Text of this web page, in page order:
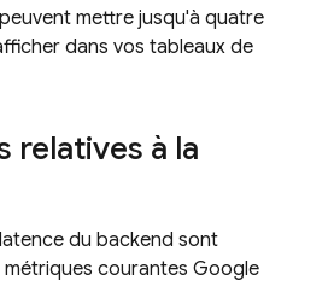
mettre jusqu'à quatre
dans vos tableaux de
relatives à la
du backend sont
métriques courantes Google